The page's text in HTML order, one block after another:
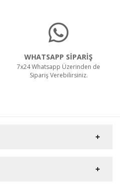
WHATSAPP SİPARİŞ
7x24 Whatsapp Üzerinden de
Sipariş Verebilirsiniz.